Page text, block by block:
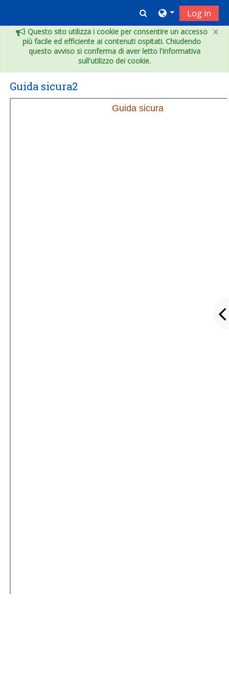
×
Questo sito utilizza i cookie per consentire un accesso
più facile ed efficiente ai contenuti ospitati. Chiudendo
questo avviso si conferma di aver letto l'informativa
sull'utilizzo dei cookie.
Toggle search
Log in
Guida sicura2